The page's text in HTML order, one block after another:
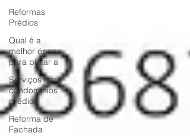
Reformas
Prédios
Qual é a
melhor época
para pintar a
Serviços para
condomínios
prédios
Reforma de
Fachada